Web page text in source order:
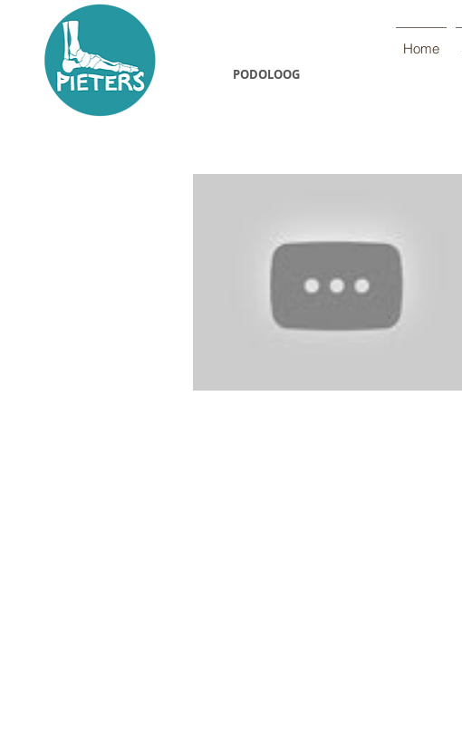
PODOLOOG
Home